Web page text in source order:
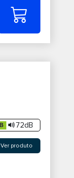
72dB
Ver produto